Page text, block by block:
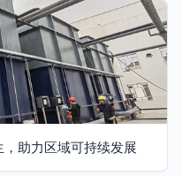
助力区域可持续发展